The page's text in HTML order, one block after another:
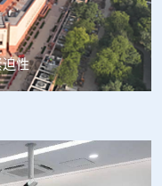
打通核医疗全产业链